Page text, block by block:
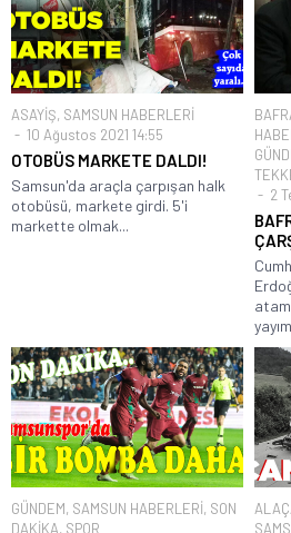
ASAYİŞ, SAMSUN HABERLERİ
10 Ağustos 2021 14:55
OTOBÜS MARKETE DALDI!
Samsun'da araçla çarpışan halk
otobüsü, markete girdi. 5'i
markette olmak...
2
GÜNDEM, SAMSUN HABERLERİ, SON
DAKİKA, SPOR